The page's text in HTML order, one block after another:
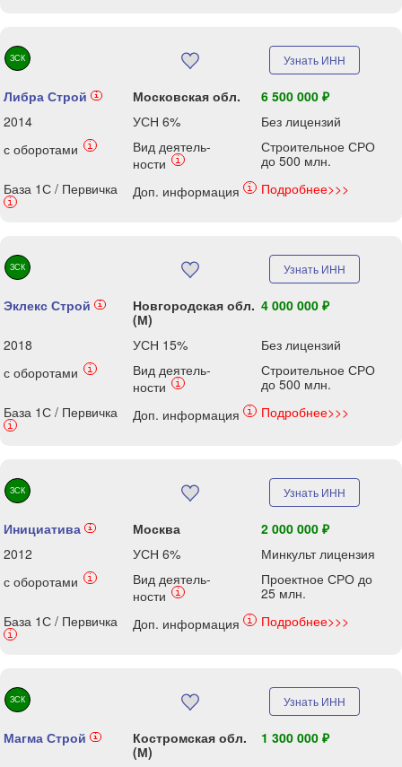
ЗСК Узнать ИНН
Либра Строй i Московская обл.
6 500 000 ₽
2014
УСН 6%
Без лицензий
с оборотами
i
Вид деятель-
ности
i
Строительное СРО
до 500 млн.
База 1С / Первичка
i
Доп. информация i Подробнее>>>
ЗСК Узнать ИНН
Эклекс Строй i
Новгородская обл.
(М)
4 000 000 ₽
2018 УСН 15%
Без лицензий
с оборотами
i
Вид деятель-
ности
i
Строительное СРО
до 500 млн.
База 1С / Первичка
i
Доп. информация i Подробнее>>>
ЗСК Узнать ИНН
Инициатива i Москва
2 000 000 ₽
2012
УСН 6%
Минкульт лицензия
с оборотами
i
Вид деятель-
ности
i
Проектное СРО до
25 млн.
База 1С / Первичка
i
Доп. информация i Подробнее>>>
ЗСК Узнать ИНН
Магма Строй i
Костромская обл.
(М)
1 300 000 ₽